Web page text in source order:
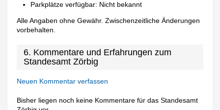
Parkplätze verfügbar: Nicht bekannt
Alle Angaben ohne Gewähr. Zwischenzeitliche Änderungen
vorbehalten.
6. Kommentare und Erfahrungen zum
Standesamt Zörbig
Neuen Kommentar verfassen
Bisher liegen noch keine Kommentare für das Standesamt